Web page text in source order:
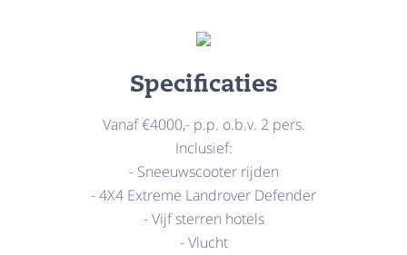
Specificaties
Vanaf €4000,- p.p. o.b.v. 2 pers.
Inclusief:
- Sneeuwscooter rijden
- 4X4 Extreme Landrover Defender
- Vijf sterren hotels
- Vlucht